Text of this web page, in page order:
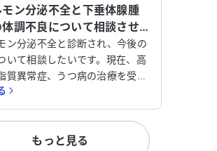
ン分泌不全と下垂体腺腫
調不良について相談させ
。
ン分泌不全と診断され、今後の
いて相談したいです。現在、高
質異常症、うつ病の治療を受け
下垂体腺腫手術前から成長ホル
が低く、怠さや風邪などで長
要でした。術後の負荷検査でも
と指摘されましたが、重症では
もっと見る